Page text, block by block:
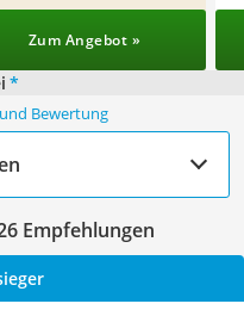
Zum Angebot »
*
Bewertung
Empfehlungen